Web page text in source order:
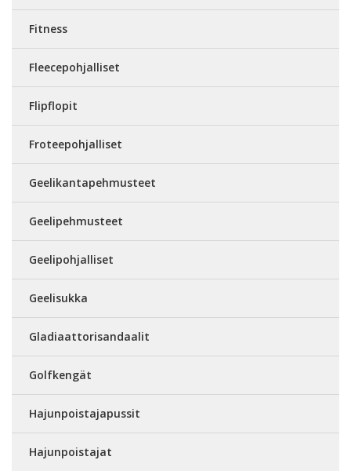
Fitness
Fleecepohjalliset
Flipflopit
Froteepohjalliset
Geelikantapehmusteet
Geelipehmusteet
Geelipohjalliset
Geelisukka
Gladiaattorisandaalit
Golfkengät
Hajunpoistajapussit
Hajunpoistajat